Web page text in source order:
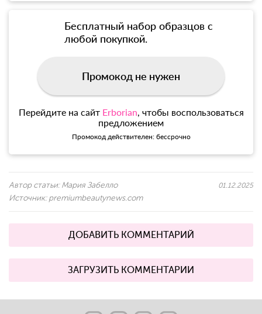
Бесплатный набор образцов с
любой покупкой.
Промокод не нужен
Перейдите на сайт Erborian, чтобы воспользоваться
предложением
Промокод действителен: бессрочно
Автор статьи: Мария Забелло
Источник: premiumbeautynews.com
01.12.2025
ДОБАВИТЬ КОММЕНТАРИЙ
ЗАГРУЗИТЬ КОММЕНТАРИИ